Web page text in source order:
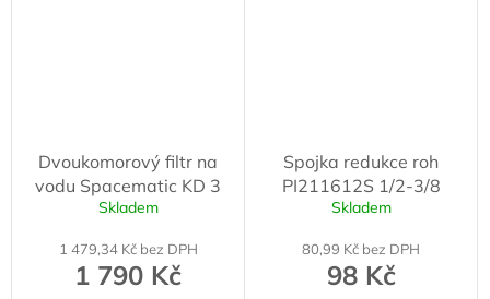
Dvoukomorový filtr na
vodu Spacematic KD 3
Skladem
1 479,34 Kč bez DPH
1 790 Kč
Spojka redukce roh
PI211612S 1/2-3/8
Skladem
80,99 Kč bez DPH
98 Kč